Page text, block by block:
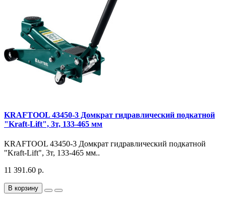
KRAFTOOL 43450-3 Домкрат гидравлический подкатной
"Kraft-Lift", 3т, 133-465 мм
KRAFTOOL 43450-3 Домкрат гидравлический подкатной
"Kraft-Lift", 3т, 133-465 мм..
11 391.60 р.
В корзину